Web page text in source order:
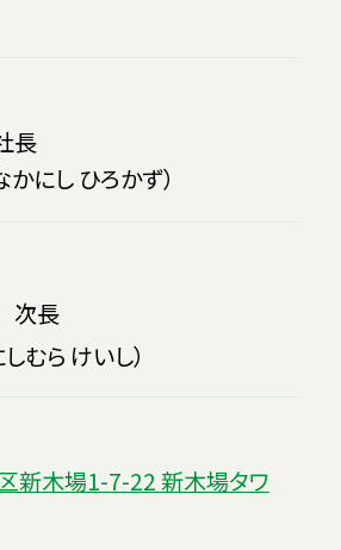
長
にし ひろかず）
次長
むら けいし）
新木場1-7-22 新木場タワ